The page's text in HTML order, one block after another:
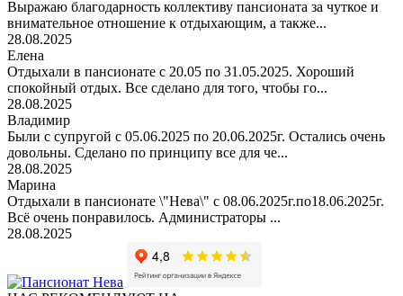
Выражаю благодарность коллективу пансионата за чуткое и
внимательное отношение к отдыхающим, а также...
28.08.2025
Елена
Отдыхали в пансионате с 20.05 по 31.05.2025. Хороший
спокойный отдых. Все сделано для того, чтобы го...
28.08.2025
Владимир
Были с супругой с 05.06.2025 по 20.06.2025г. Остались очень
довольны. Сделано по принципу все для че...
28.08.2025
Марина
Отдыхали в пансионате \"Нева\" с 08.06.2025г.по18.06.2025г.
Всё очень понравилось. Администраторы ...
28.08.2025